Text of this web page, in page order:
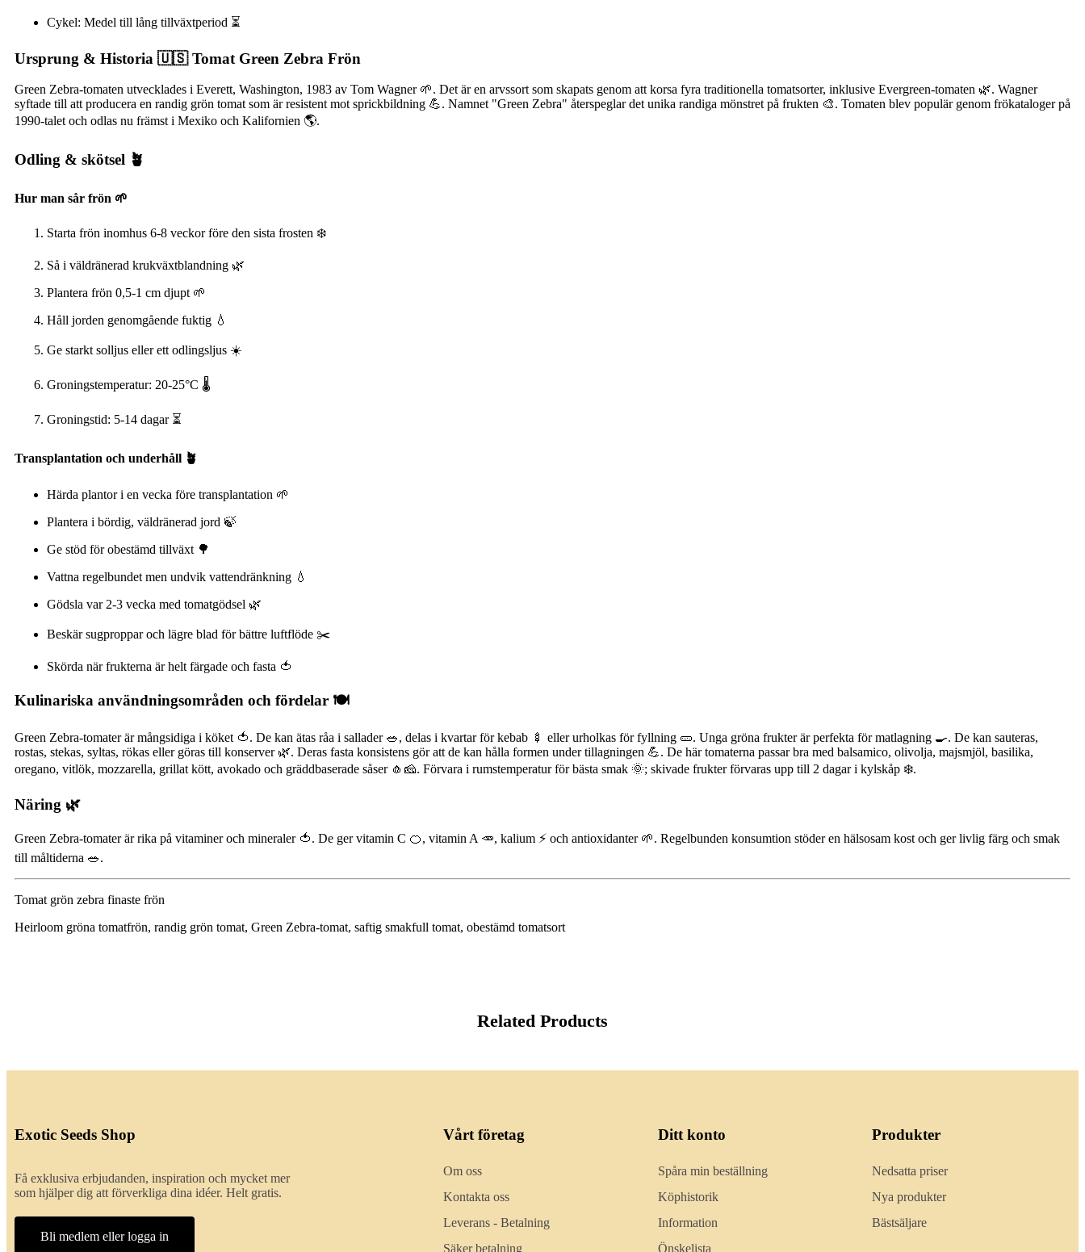
Cykel: Medel till lång tillväxtperiod ⏳
Ursprung & Historia 🇺🇸 Tomat Green Zebra Frön
Green Zebra-tomaten utvecklades i Everett, Washington, 1983 av Tom Wagner 🌱. Det är en arvssort som skapats genom att korsa fyra traditionella tomatsorter, inklusive Evergreen-tomaten 🌿. Wagner
syftade till att producera en randig grön tomat som är resistent mot sprickbildning 💪. Namnet "Green Zebra" återspeglar det unika randiga mönstret på frukten 🎨. Tomaten blev populär genom frökataloger på
1990-talet och odlas nu främst i Mexiko och Kalifornien 🌎.
Odling & skötsel 🪴
Hur man sår frön 🌱
Starta frön inomhus 6-8 veckor före den sista frosten ❄️
Så i väldränerad krukväxtblandning 🌿
Plantera frön 0,5-1 cm djupt 🌱
Håll jorden genomgående fuktig 💧
Ge starkt solljus eller ett odlingsljus ☀️
Groningstemperatur: 20-25°C 🌡️
Groningstid: 5-14 dagar ⏳
Transplantation och underhåll 🪴
Härda plantor i en vecka före transplantation 🌱
Plantera i bördig, väldränerad jord 🍃
Ge stöd för obestämd tillväxt 🌳
Vattna regelbundet men undvik vattendränkning 💧
Gödsla var 2-3 vecka med tomatgödsel 🌿
Beskär sugproppar och lägre blad för bättre luftflöde ✂️
Skörda när frukterna är helt färgade och fasta 🍅
Kulinariska användningsområden och fördelar 🍽️
Green Zebra-tomater är mångsidiga i köket 🍅. De kan ätas råa i sallader 🥗, delas i kvartar för kebab 🍢 eller urholkas för fyllning 🥒. Unga gröna frukter är perfekta för matlagning 🍳. De kan sauteras,
rostas, stekas, syltas, rökas eller göras till konserver 🌿. Deras fasta konsistens gör att de kan hålla formen under tillagningen 💪. De här tomaterna passar bra med balsamico, olivolja, majsmjöl, basilika,
oregano, vitlök, mozzarella, grillat kött, avokado och gräddbaserade såser 🧄🧀. Förvara i rumstemperatur för bästa smak 🌞; skivade frukter förvaras upp till 2 dagar i kylskåp ❄️.
Näring 🌿
Green Zebra-tomater är rika på vitaminer och mineraler 🍅. De ger vitamin C 🍊, vitamin A 🥕, kalium ⚡ och antioxidanter 🌱. Regelbunden konsumtion stöder en hälsosam kost och ger livlig färg och smak
till måltiderna 🥗.
Tomat grön zebra finaste frön
Heirloom gröna tomatfrön, randig grön tomat, Green Zebra-tomat, saftig smakfull tomat, obestämd tomatsort
Related Products
Exotic Seeds Shop
Få exklusiva erbjudanden, inspiration och mycket mer
som hjälper dig att förverkliga dina idéer. Helt gratis.
Bli medlem eller logga in
Vårt företag
Om oss
Kontakta oss
Leverans - Betalning
Säker betalning
Ditt konto
Spåra min beställning
Köphistorik
Information
Önskelista
Produkter
Nedsatta priser
Nya produkter
Bästsäljare